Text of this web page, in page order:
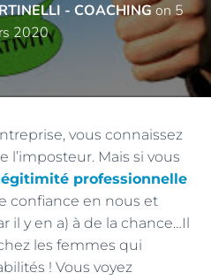
- COACHINGon5
2020
vous connaissez
Mais si vous
professionnelle
confiance en nous et
il y en a) à de la chance…Il
les femmes qui
! Vous voyez